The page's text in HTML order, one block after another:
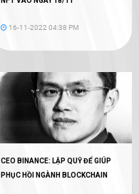
16-11-2022 04:38 PM
CEO BINANCE: LẬP QUỸ ĐỂ GIÚP
PHỤC HỒI NGÀNH BLOCKCHAIN